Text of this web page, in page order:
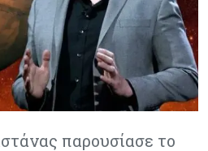
παρουσίασε το